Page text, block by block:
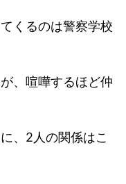
くるのは警察学校
、喧嘩するほど仲
、2人の関係はこ